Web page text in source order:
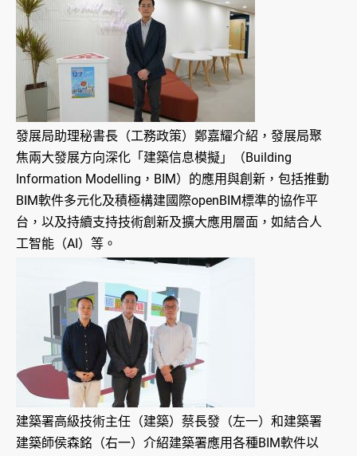
發展局助理秘書長（工務政策）鄭嘉耀介紹，發展局聚
焦兩大發展方向深化「建築信息模擬」（Building
Information Modelling，BIM）的應用與創新，包括推動
BIM軟件多元化及積極構建國際openBIM標準的協作平
台，以及持續支持技術創新及擴大應用層面，如結合人
工智能（AI）等。
建築署高級技術主任（建築）蔡長發（左一）和建築署
建築師侯森銘（右一）介紹建築署應用各種BIM軟件以